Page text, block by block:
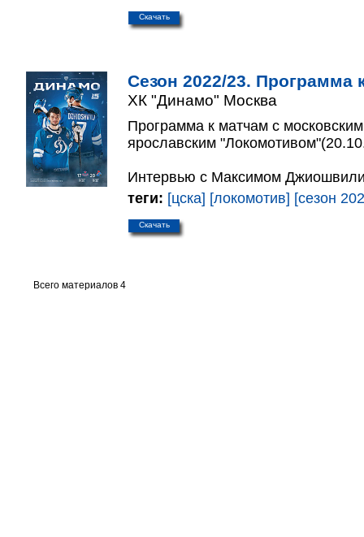
Скачать
Сезон 2022/23. Программа
ХК "Динамо" Москва
Программа к матчам с
ярославским
Интервью с Максимом
теги: [цска] [локомотив] [сезон
Скачать
Всего материалов 4